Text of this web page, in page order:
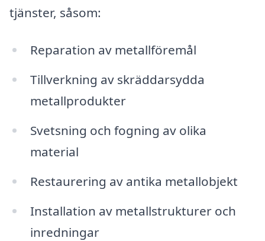
tjänster, såsom:
Reparation av metallföremål
Tillverkning av skräddarsydda
metallprodukter
Svetsning och fogning av olika
material
Restaurering av antika metallobjekt
Installation av metallstrukturer och
inredningar